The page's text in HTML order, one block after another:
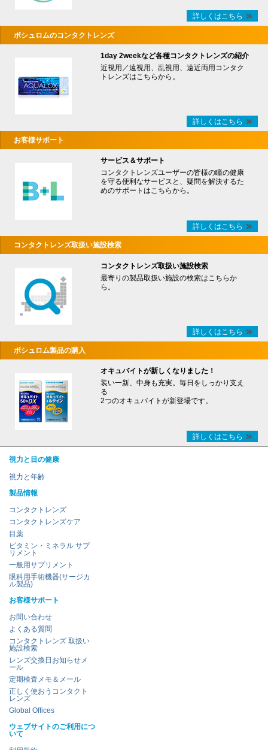
詳しくはこちら
ボシュロムのコンタクトレンズ
1day 2weekなど各種コンタクトレンズの紹介
近視用／遠視用、乱視用、遠近両用コンタク
トレンズはこちらから。
詳しくはこちら
お客様サポート
サービス＆サポート
コンタクトレンズユーザーの皆様の瞳の健康
を守る便利なサービスと、疑問を解決するた
めのサポートはこちらから。
詳しくはこちら
コンタクトレンズ取扱い施設検索
コンタクトレンズ取扱い施設検索
最寄りの製品取扱い施設の検索はこちらか
ら。
詳しくはこちら
ボシュロム製品の購入
オキュバイトが新しくなりました！
装い一新、中身も充実。毎日をしっかり支え
る
2つのオキュバイトが新登場です。
詳しくはこちら
視力と目の健康
視力と年齢
製品情報
コンタクトレンズ
コンタクトレンズケア
目薬
ビタミン・ミネラル サプ
リメント
一般用サプリメント
眼科用手術機器(サージカ
ル製品)
お客様サポート
お問い合わせ
よくある質問
コンタクトレンズ 取扱い
施設検索
レンズ交換日お知らせメ
ール
定期検査メモ＆メール
正しく使おうコンタクト
レンズ
Global Offices
ウェブサイトのご利用につ
いて